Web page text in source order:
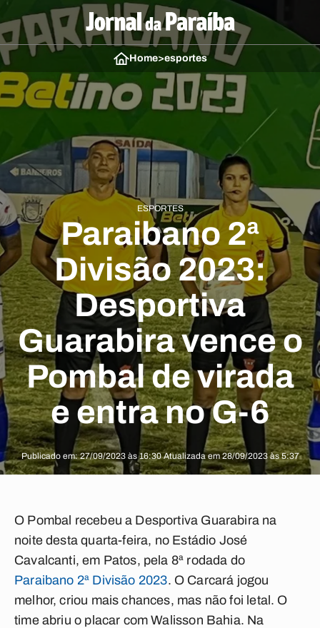
Home>esportes
ESPORTES
Paraibano 2ª
Divisão 2023:
Desportiva
Guarabira vence o
Pombal de virada
e entra no G-6
Publicado em: 27/09/2023 às 16:30 Atualizada em 28/09/2023 às 5:37
O Pombal recebeu a Desportiva Guarabira na
noite desta quarta-feira, no Estádio José
Cavalcanti, em Patos, pela 8ª rodada do
Paraibano 2ª Divisão 2023. O Carcará jogou
melhor, criou mais chances, mas não foi letal. O
time abriu o placar com Walisson Bahia. Na